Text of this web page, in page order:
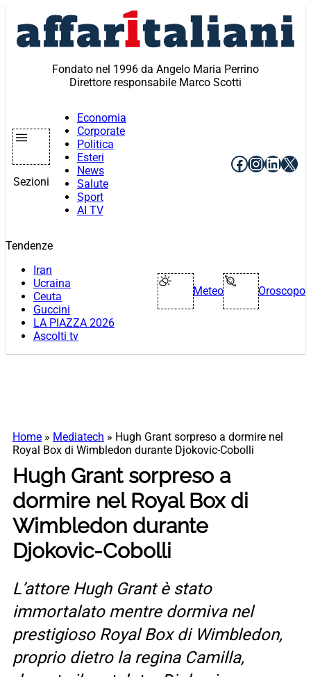
contenuto
Fondato nel 1996 da Angelo Maria Perrino
Direttore responsabile Marco Scotti
Sezioni
Economia
Corporate
Politica
Esteri
News
Salute
Sport
AI TV
Facebook
X
Tendenze
Iran
Ucraina
Ceuta
Guccini
LA PIAZZA 2026
Ascolti tv
Meteo Oroscopo
Home » Mediatech » Hugh Grant sorpreso a dormire nel
Royal Box di Wimbledon durante Djokovic-Cobolli
Hugh Grant sorpreso a
dormire nel Royal Box di
Wimbledon durante
Djokovic-Cobolli
L’attore Hugh Grant è stato
immortalato mentre dormiva nel
prestigioso Royal Box di Wimbledon,
proprio dietro la regina Camilla,